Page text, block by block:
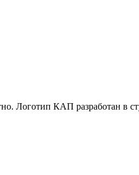
Логотип КАП разработан в